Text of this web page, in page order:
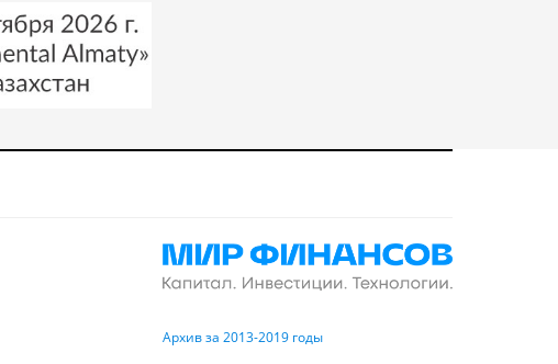
Архив за 2013-2019 годы